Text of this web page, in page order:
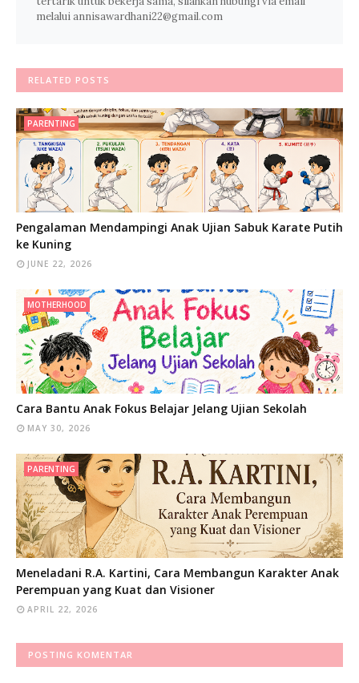
melalui annisawardhani22@gmail.com
RELATED POSTS
PARENTING
Pengalaman Mendampingi Anak Ujian Sabuk Karate Putih
ke Kuning
JUNE 22, 2026
MOTHERHOOD
Cara Bantu Anak Fokus Belajar Jelang Ujian Sekolah
MAY 30, 2026
PARENTING
Meneladani R.A. Kartini, Cara Membangun Karakter Anak
Perempuan yang Kuat dan Visioner
APRIL 22, 2026
POSTING KOMENTAR